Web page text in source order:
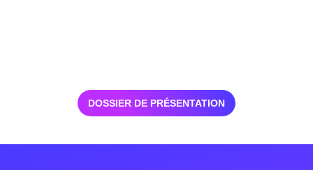
DOSSIER DE PRÉSENTATION